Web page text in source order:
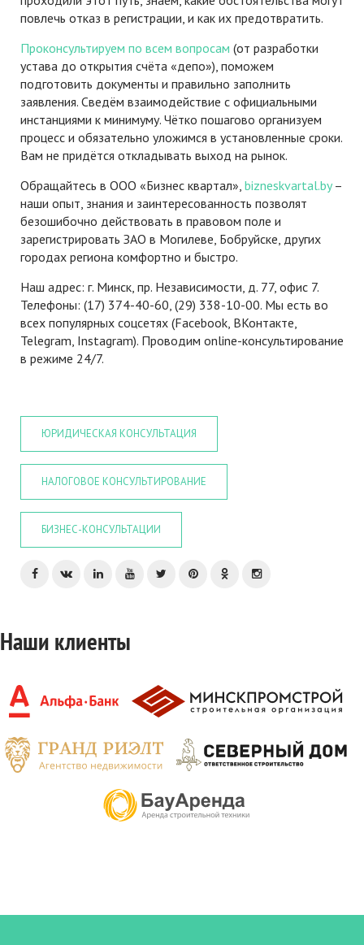
повлечь отказ в регистрации, и как их предотвратить.
Проконсультируем по всем вопросам (от разработки
устава до открытия счёта «депо»), поможем
подготовить документы и правильно заполнить
заявления. Сведём взаимодействие с официальными
инстанциями к минимуму. Чётко пошагово организуем
процесс и обязательно уложимся в установленные сроки.
Вам не придётся откладывать выход на рынок.
Обращайтесь в ООО «Бизнес квартал», bizneskvartal.by–
наши опыт, знания и заинтересованность позволят
безошибочно действовать в правовом поле и
зарегистрировать ЗАО в Могилеве, Бобруйске, других
городах региона комфортно и быстро.
Наш адрес: г. Минск, пр. Независимости, д. 77, офис 7.
Телефоны: (17) 374-40-60, (29) 338-10-00. Мы есть во
всех популярных соцсетях (Facebook, ВКонтакте,
Telegram, Instagram). Проводим online-консультирование
в режиме 24/7.
ЮРИДИЧЕСКАЯ КОНСУЛЬТАЦИЯ
НАЛОГОВОЕ КОНСУЛЬТИРОВАНИЕ
БИЗНЕС-КОНСУЛЬТАЦИИ
Наши клиенты